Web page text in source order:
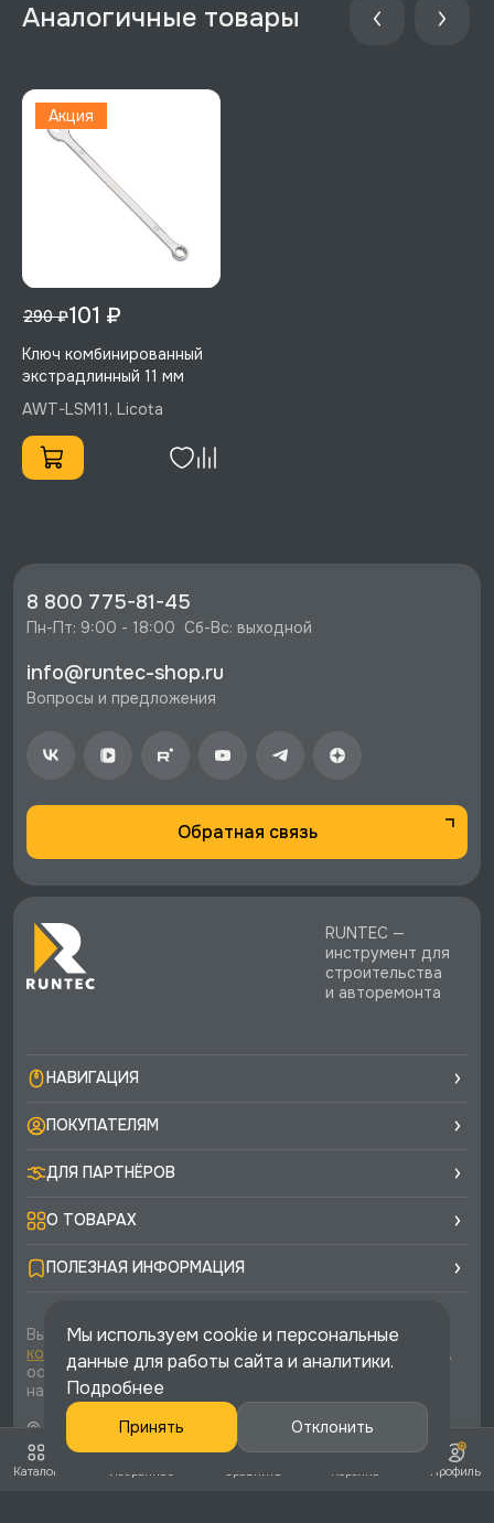
Аналогичные товары
Акция
290 ₽101 ₽
Ключ комбинированный
экстрадлинный 11 мм
AWT-LSM11, Licota
8 800 775-81-45
Пн-Пт: 9:00 - 18:00  Сб-Вс: выходной
info@runtec-shop.ru
Вопросы и предложения
Обратная связь
RUNTEC —
инструмент для
строительства
и авторемонта
НАВИГАЦИЯ
ПОКУПАТЕЛЯМ
ДЛЯ ПАРТНЁРОВ
О ТОВАРАХ
ПОЛЕЗНАЯ ИНФОРМАЦИЯ
Вы соглашаетесь с условиямиполитики
конфиденциальностии публичной оферты
каждый раз,
оставляя свои данные в любой форме обратной связи
на сайте runtec-shop.ru
© 2026 «Runtec», официальный интернет-магазин. Все
права защищены
Каталог Профиль
Мы используем cookie и персональные
данные для работы сайта и аналитики.
Подробнее
Принять Отклонить